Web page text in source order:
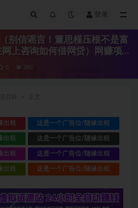
登录
别信谣言！董思槿压根不是富
上咨询如何借网贷）网赚项
0 200
出租 这是一个广告位/随缘出租
出租 这是一个广告位/随缘出租
出租 这是一个广告位/随缘出租
出租 这是一个广告位/随缘出租